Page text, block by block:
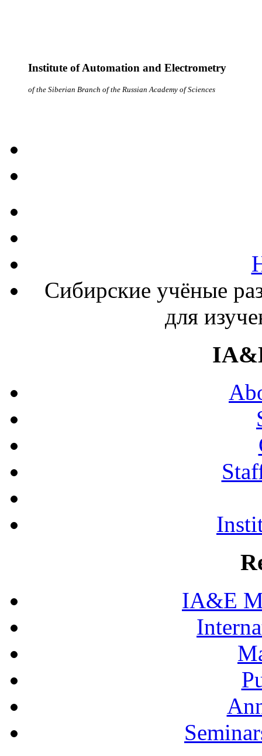
Institute of Automation and Electrometry
of the Siberian Branch of the Russian Academy of Sciences
Сибирские учёные
для
IA&E